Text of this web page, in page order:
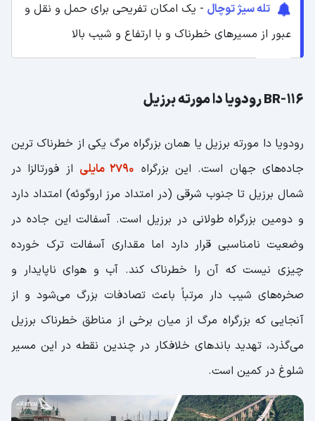
تله سیژ توچال - یک امکان تفریحی برای حمل و نقل و
عبور از مسیرهای خطرناک و با ارتفاع و شیب بالا
BR-116 رودویا دا مورته برزیل
رودویا دا مورته برزیل یا همان بزرگراه مرگ یکی از خطرناک ترین
جاده‌های جهان است. این بزرگراه 2790 مایلی
از فورتالزا در
شمال برزیل تا جنوب شرقی (در امتداد مرز اروگوئه) امتداد دارد
و دومین بزرگراه طولانی در برزیل است. آسفالت این جاده در
وضعیت نامناسبی قرار دارد اما مقداری آسفالت ترک خورده
چیزی نیست که آن را خطرناک کند. آب و هوای ناپایدار و
صخره‌های شیب دار مرتباً باعث تصادفات بزرگ می‌شود و از
آنجایی که بزرگراه مرگ از میان برخی از مناطق خطرناک برزیل
می‌گذرد، تهدید باندهای خلافکار در چندین نقطه در این مسیر
شلوغ در کمین است.